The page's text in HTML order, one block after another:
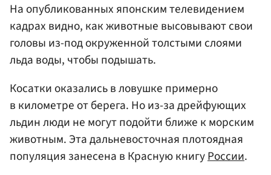
На опубликованных японским телевидением
кадрах видно, как животные высовывают свои
головы из-под окруженной толстыми слоями
льда воды, чтобы подышать.
Косатки оказались в ловушке примерно
в километре от берега. Но из-за дрейфующих
льдин люди не могут подойти ближе к морским
животным. Эта дальневосточная плотоядная
популяция занесена в Красную книгуРоссии.